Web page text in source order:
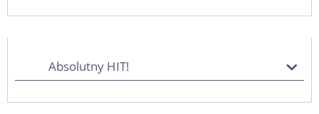
Absolutny HIT!